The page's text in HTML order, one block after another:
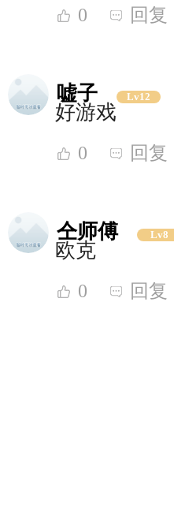
0 回复
嘘子 Lv12
好游戏
0 回复
仝师傅 Lv8
欧克
0 回复